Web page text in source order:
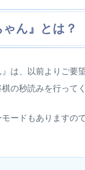
ゃん』とは？
』は、以前よりご
棋の秒読みを行って
ードもありますの